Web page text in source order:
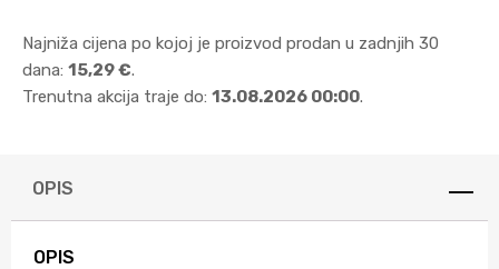
Najniža cijena po kojoj je proizvod prodan u zadnjih 30
dana: 15,29 €.
Trenutna akcija traje do: 13.08.2026 00:00.
OPIS
OPIS